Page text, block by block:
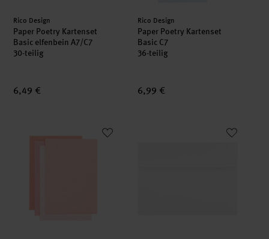
Hersteller:
Rico Design
Paper Poetry Kartenset
Basic elfenbein A7/C7
30-teilig
6,49 €
Hersteller:
Rico Design
Paper Poetry Kartenset
Basic C7
36-teilig
6,99 €
Paper Poetry Kartenset Sakura Mix C7/A7Paper Poetry Umschläge weiß